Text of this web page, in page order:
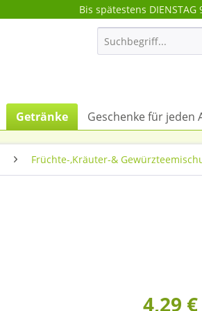
Bis spätestens
Getränke Geschenke für jeden
Früchte-,Kräuter-&
4,29 €